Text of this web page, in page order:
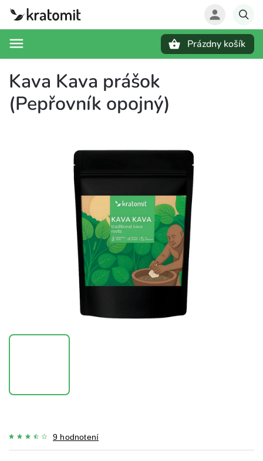
Prázdny košík
Kava Kava prášok
(Pepřovník opojný)
9 hodnotení